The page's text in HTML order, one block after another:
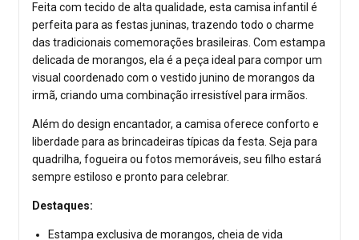
Feita com tecido de alta qualidade, esta camisa infantil é
perfeita para as festas juninas, trazendo todo o charme
das tradicionais comemorações brasileiras. Com estampa
delicada de morangos, ela é a peça ideal para compor um
visual coordenado com o vestido junino de morangos da
irmã, criando uma combinação irresistível para irmãos.
Além do design encantador, a camisa oferece conforto e
liberdade para as brincadeiras típicas da festa. Seja para
quadrilha, fogueira ou fotos memoráveis, seu filho estará
sempre estiloso e pronto para celebrar.
Destaques:
Estampa exclusiva de morangos, cheia de vida